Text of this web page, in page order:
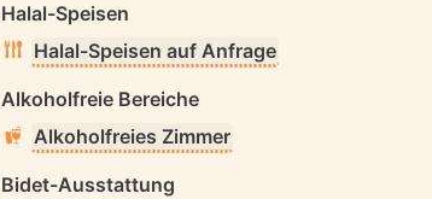
Halal-Speisen
Halal-Speisen auf Anfrage
Alkoholfreie Bereiche
Alkoholfreies Zimmer
Bidet-Ausstattung